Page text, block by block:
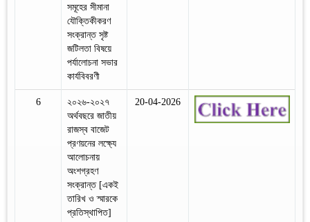
সমূহের সীমানা
যৌক্তিকীকরণ
সংক্রান্ত সৃষ্ট
জটিলতা বিষয়ে
পর্যালোচনা সভার
কার্যবিবরণী
6
২০২৬-২০২৭
অর্থবছরে জাতীয়
রাজস্ব বাজেট
প্রণয়নের লক্ষ্যে
আলোচনায়
অংশগ্রহণ
সংক্রান্ত [একই
তারিখ ও স্মারকে
প্রতিস্থাপিত]
20-04-2026